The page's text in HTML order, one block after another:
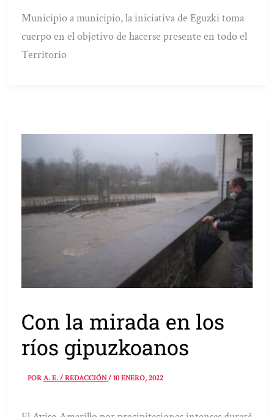
Municipio a municipio, la iniciativa de Eguzki toma
cuerpo en el objetivo de hacerse presente en todo el
Territorio
Con la mirada en los
ríos gipuzkoanos
PORA. E. / REDACCIÓN/10 ENERO, 2022